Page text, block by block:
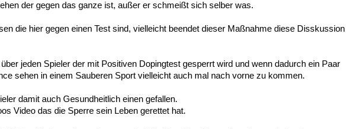
der gegen das ganze ist, außer er schmeißt sich selber was.
die hier gegen einen Test sind, vielleicht beendet dieser Maßnahme diese Disskussion
jeden Spieler der mit Positiven Dopingtest gesperrt wird und wenn dadurch ein Paar
sehen in einem Sauberen Sport vielleicht auch mal nach vorne zu kommen.
damit auch Gesundheitlich einen gefallen.
Video das die Sperre sein Leben gerettet hat.